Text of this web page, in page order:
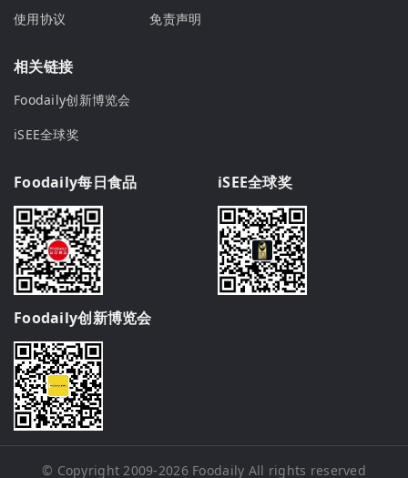
使用协议
免责声明
相关链接
Foodaily创新博览会
iSEE全球奖
Foodaily每日食品 iSEE全球奖
Foodaily创新博览会
© Copyright 2009-2026 Foodaily All rights reserved